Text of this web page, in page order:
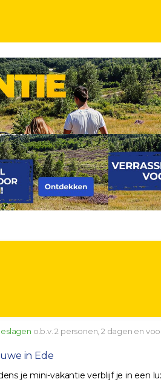
in Ede
o.b.v. 2 personen, 2 dagen en
in Ede
je mini-vakantie verblijf je in een